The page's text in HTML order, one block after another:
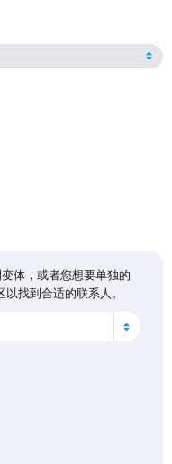
体，或者您想要单独的
找到合适的联系人。